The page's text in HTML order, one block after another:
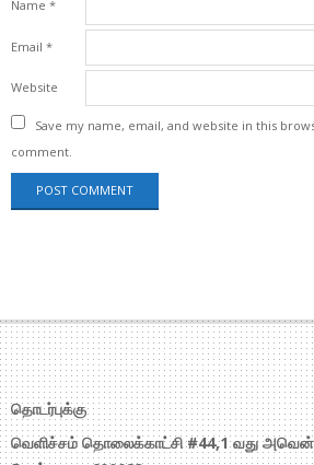
Name *
Email *
Website
Save my name, email, and website in this
comment.
தொடர்புக்கு
வெளிச்சம் தொலைக்காட்சி #44,1 வது